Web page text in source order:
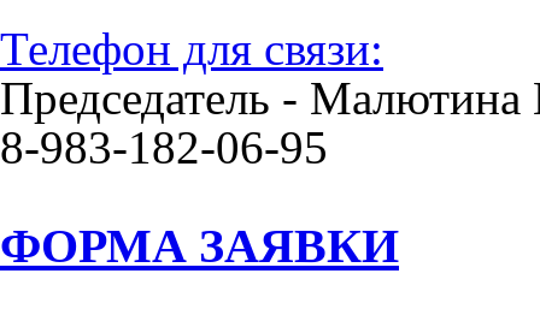
Телефон для связи:
Председатель - Малютина
8-983-182-06-95
ФОРМА ЗАЯВКИ